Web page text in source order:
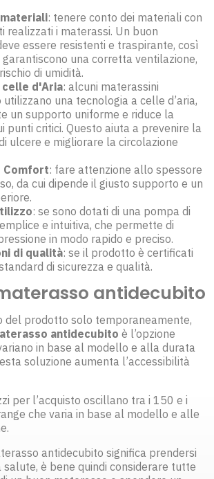
: tenere conto dei materiali con
realizzati i materassi. Un buon
essere resistenti e traspirante, così
una corretta ventilazione,
di umidità.
d'Aria: alcuni materassini
una tecnologia a celle d’aria,
un supporto uniforme e riduce la
punti critici. Questo aiuta a prevenire la
ulcere e migliorare la circolazione
Comfort: fare attenzione allo spessore
da cui dipende il giusto supporto e un
: se sono dotati di una pompa di
e intuitiva, che permette di
in modo rapido e preciso.
di qualità: se il prodotto è certificati
di sicurezza e qualità.
antidecubito
del prodotto solo temporaneamente,
antidecubito è l’opzione
in base al modello e alla durata
soluzione aumenta l’accessibilità
per l’acquisto oscillano tra i 150 e i
che varia in base al modello e alle
antidecubito significa prendersi
è bene quindi considerare tutte